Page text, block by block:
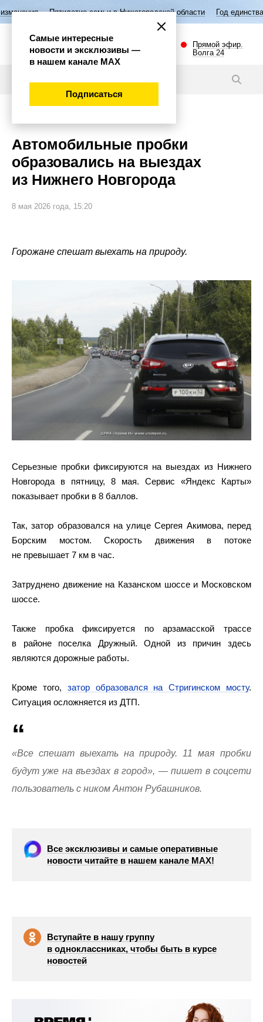
семьи в Нижегородской области Год единства народов России
Прямой эфир.
Волга 24
Автомобильные пробки
образовались на выездах
из Нижнего Новгорода
8 мая 2026 года, 15:20
Горожане спешат выехать на природу.
Серьезные пробки фиксируются на выездах из Нижнего
Новгорода в пятницу, 8 мая. Сервис «Яндекс Карты»
показывает пробки в 8 баллов.
Так, затор образовался на улице Сергея Акимова, перед
Борским мостом. Скорость движения в потоке
не превышает 7 км в час.
Затруднено движение на Казанском шоссе и Московском
шоссе.
Также пробка фиксируется по арзамасской трассе
в районе поселка Дружный. Одной из причин здесь
являются дорожные работы.
Кроме того, затор образовался на Стригинском мосту.
Ситуация осложняется из ДТП.
«Все спешат выехать на природу. 11 мая пробки
будут уже на въездах в город», — пишет в соцсети
пользователь с ником Антон Рубашников.
Все эксклюзивы и самые оперативные
новости читайте в нашем канале МАХ!
Вступайте в нашу группу
в одноклассниках, чтобы быть в курсе
новостей
Самые интересные
новости и эксклюзивы —
в нашем канале МАХ
Подписаться